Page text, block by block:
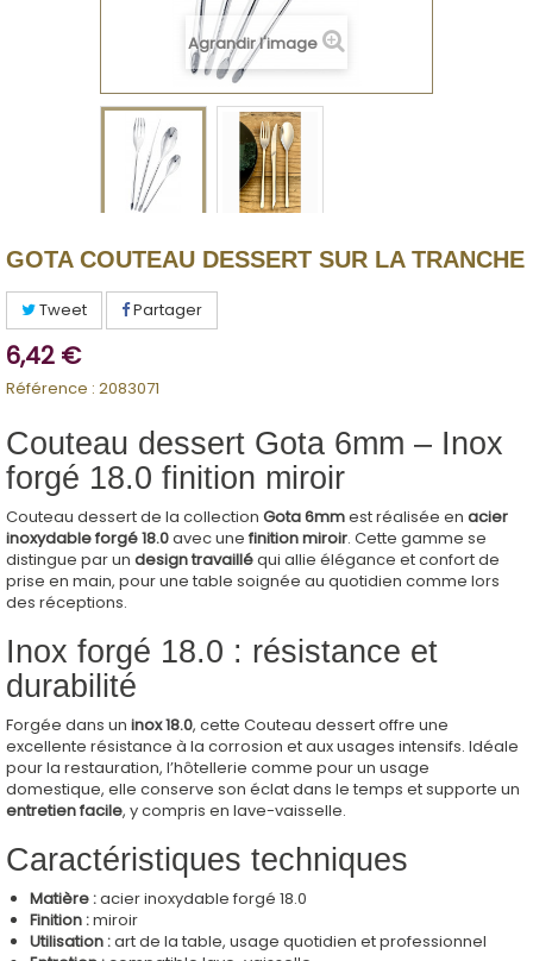
Agrandir l'image
GOTA COUTEAU DESSERT SUR LA TRANCHE
Tweet Partager
6,42 €
Référence : 2083071
Couteau dessert Gota 6mm – Inox
forgé 18.0 finition miroir
Couteau dessert de la collection Gota 6mmest réalisée en acier
inoxydable forgé 18.0avec une finition miroir. Cette gamme se
distingue par un design travailléqui allie élégance et confort de
prise en main, pour une table soignée au quotidien comme lors
des réceptions.
Inox forgé 18.0 : résistance et
durabilité
Forgée dans un inox 18.0, cette Couteau dessert offre une
excellente résistance à la corrosion et aux usages intensifs. Idéale
pour la restauration, l’hôtellerie comme pour un usage
domestique, elle conserve son éclat dans le temps et supporte un
entretien facile, y compris en lave-vaisselle.
Caractéristiques techniques
Matière :acier inoxydable forgé 18.0
Finition :miroir
Utilisation :art de la table, usage quotidien et professionnel